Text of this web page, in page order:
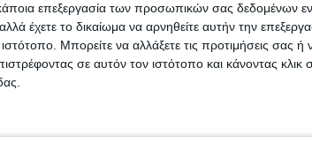
επεξεργασία των προσωπικών σας δεδομένων
έχετε το δικαίωμα να αρνηθείτε αυτήν την
Μπορείτε να αλλάξετε τις προτιμήσεις σας
σε αυτόν τον ιστότοπο και κάνοντας
ΕΠΟΜΕΝΟ
4η βιομηχανική